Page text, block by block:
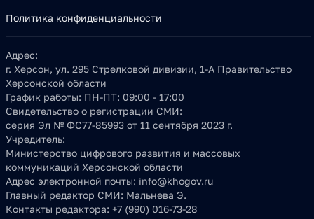
Политика конфиденциальности
Адрес:
г. Херсон, ул. 295 Стрелковой дивизии, 1-А Правительство
Херсонской области
График работы: ПН-ПТ: 09:00 - 17:00
Свидетельство о регистрации СМИ:
серия Эл № ФС77-85993 от 11 сентября 2023 г.
Учредитель:
Министерство цифрового развития и массовых
коммуникаций Херсонской области
Адрес электронной почты: info@khogov.ru
Главный редактор СМИ: Мальнева Э.
Контакты редактора: +7 (990) 016-73-28